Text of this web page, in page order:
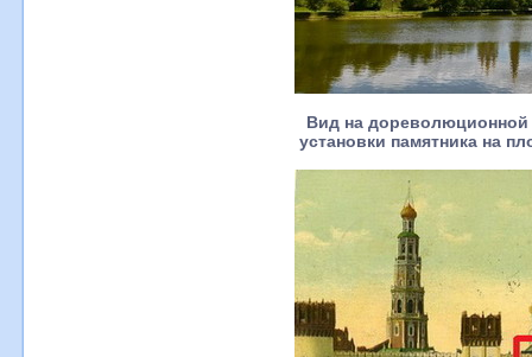
Вид на дореволюционной
установки памятника на